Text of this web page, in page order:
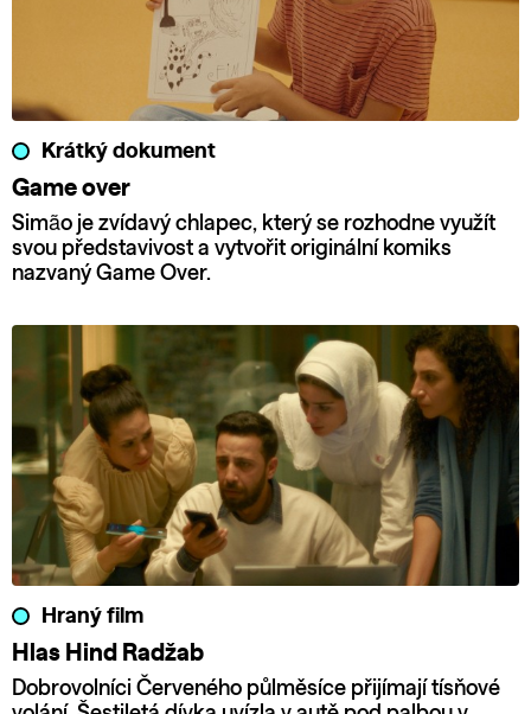
Krátký dokument
Game over
Simão je zvídavý chlapec, který se rozhodne využít
svou představivost a vytvořit originální komiks
nazvaný Game Over.
Hraný film
Hlas Hind Radžab
Dobrovolníci Červeného půlměsíce přijímají tísňové